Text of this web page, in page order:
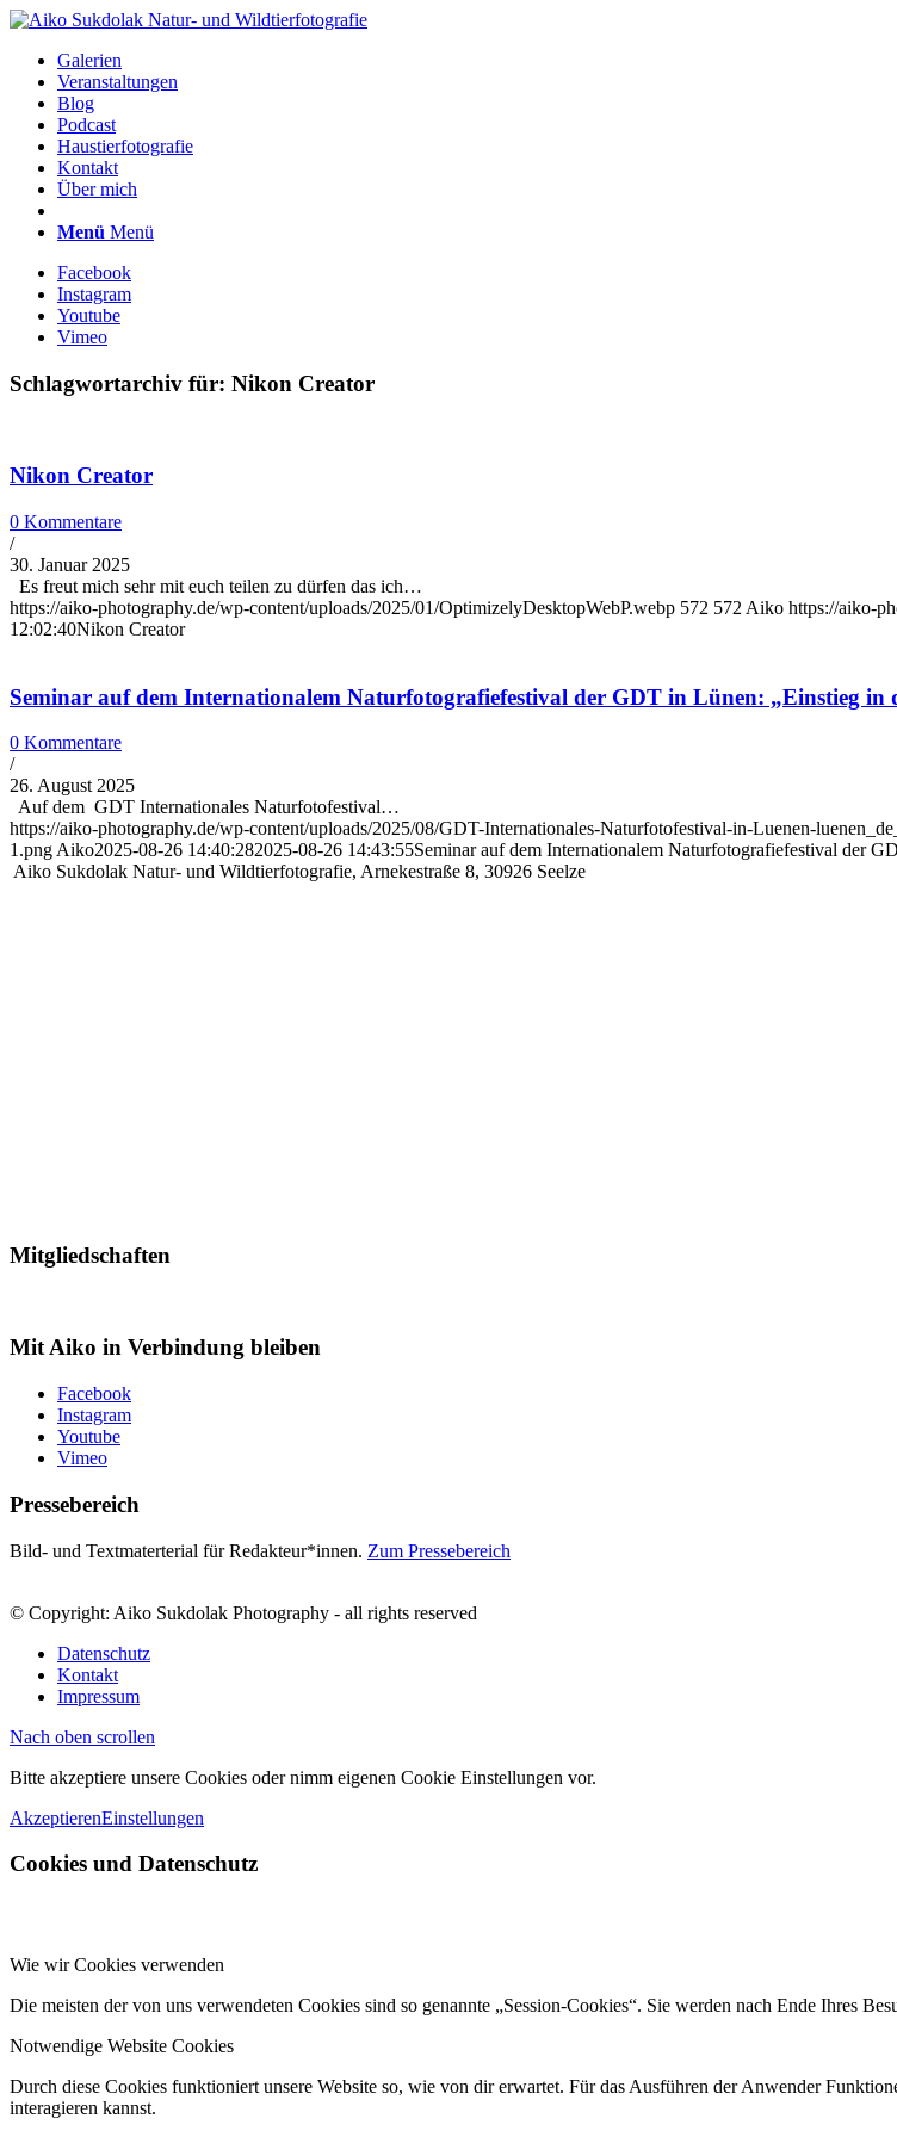
Galerien
Veranstaltungen
Blog
Podcast
Haustierfotografie
Kontakt
Über mich
Menü Menü
Facebook
Instagram
Youtube
Vimeo
Schlagwortarchiv für: Nikon Creator
Nikon Creator
0 Kommentare
/
30. Januar 2025
Es freut mich sehr mit euch teilen zu dürfen das ich…
https://aiko-photography.de/wp-content/uploads/2025/01/OptimizelyDesktopWebP.webp 572 572 Aiko https://aiko-
12:02:40Nikon Creator
Seminar auf dem Internationalem Naturfotografiefestival der GDT in Lünen: „Einstieg
0 Kommentare
/
26. August 2025
Auf dem GDT Internationales Naturfotofestival…
https://aiko-photography.de/wp-content/uploads/2025/08/GDT-Internationales-Naturfotofestival-in-Luenen-
1.png Aiko2025-08-26 14:40:282025-08-26 14:43:55Seminar auf dem Internationalem Naturfotografiefestival der
Aiko Sukdolak Natur- und Wildtierfotografie, Arnekestraße 8, 30926 Seelze
Mitgliedschaften
Mit Aiko in Verbindung bleiben
Facebook
Instagram
Youtube
Vimeo
Pressebereich
Bild- und Textmaterterial für Redakteur*innen. Zum Pressebereich
© Copyright: Aiko Sukdolak Photography - all rights reserved
Datenschutz
Kontakt
Impressum
Nach oben scrollen
Bitte akzeptiere unsere Cookies oder nimm eigenen Cookie Einstellungen vor.
AkzeptierenEinstellungen
Cookies und Datenschutz
Wie wir Cookies verwenden
Die meisten der von uns verwendeten Cookies sind so genannte „Session-Cookies“. Sie werden nach Ende Ihres
Notwendige Website Cookies
Durch diese Cookies funktioniert unsere Website so, wie von dir erwartet. Für das Ausführen der Anwender
interagieren kannst.